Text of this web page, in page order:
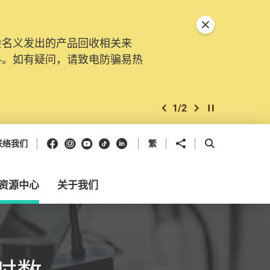
义发出的产品回收相关来
如有疑问，请致电防骗易热
上一个
1/2 下一个开始/暂停幻灯
关闭特別通告
络我们 Facebook
Instagram
Youtube
抖音领英 繁 分享到 开启搜寻框
源中心 关于我们